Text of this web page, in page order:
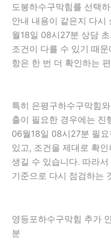
도봉하수구막힘를 선택
안내 내용이 같은지 다
월18일 08시27분 상담
조건이 다를 수 있기 때
항은 한 번 더 확인하는
특히 은평구하수구막힘
출이 필요한 경우에는 진
06월18일 08시27분 필
있고, 조건을 제대로 확
생길 수 있습니다. 따라
기준으로 다시 점검하는
영등포하수구막힘 추가
분